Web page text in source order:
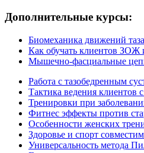
Дополнительные курсы:
Биомеханика движений таза
Как обучать клиентов ЗОЖ
Мышечно-фасциальные
Работа с тазобедренным
Тактика ведения клиентов
Тренировки при
Фитнес эффекты против
Особенности женских
Здоровье и спорт
Универсальность метода